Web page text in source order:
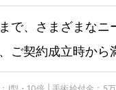
で、さまざまなニ
ご契約成立時から